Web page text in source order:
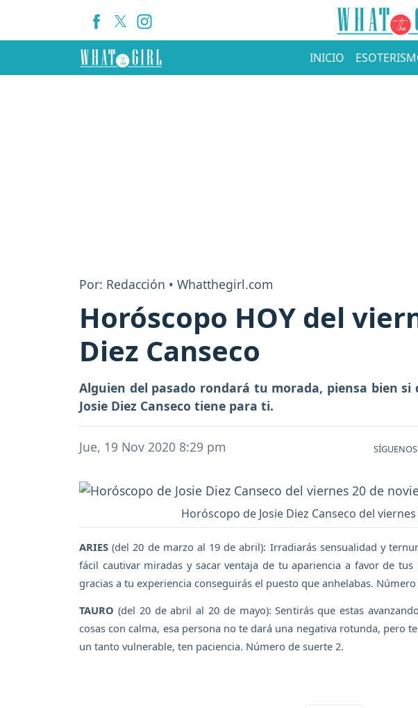
INICIO
Por: Redacción • Whatthegirl.com
Horóscopo HOY del
Diez Canseco
Alguien del pasado rondará tu morada, piensa bien
Josie Diez Canseco tiene para ti.
Jue, 19 Nov 2020 8:29 pm
Horóscopo de Josie Diez Canseco del
ARIES (del 20 de marzo al 19 de abril): Irradiarás sensualidad y
fácil cautivar miradas y sacar ventaja de tu apariencia a favor de tus
gracias a tu experiencia conseguirás el puesto que anhelabas. Número
TAURO (del 20 de abril al 20 de mayo): Sentirás que estas
cosas con calma, esa persona no te dará una negativa rotunda, pero
un tanto vulnerable, ten paciencia. Número de suerte 2.